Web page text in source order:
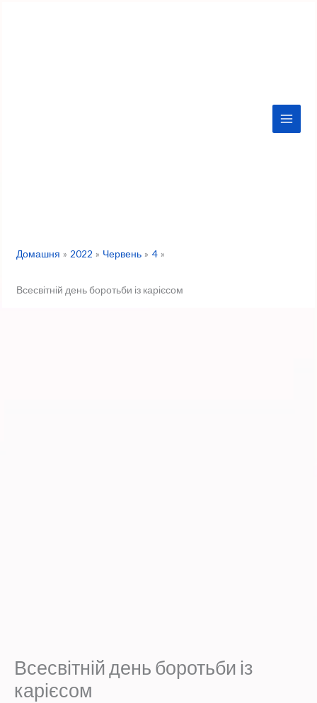
Домашня 2022 Червень 4
Всесвітній день боротьби із карієсом
Всесвітній день боротьби із
карієсом